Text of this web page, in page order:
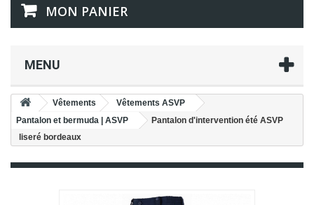
MON PANIER
MENU
Vêtements
Vêtements ASVP
Pantalon et bermuda | ASVP
Pantalon d'intervention été ASVP
liseré bordeaux